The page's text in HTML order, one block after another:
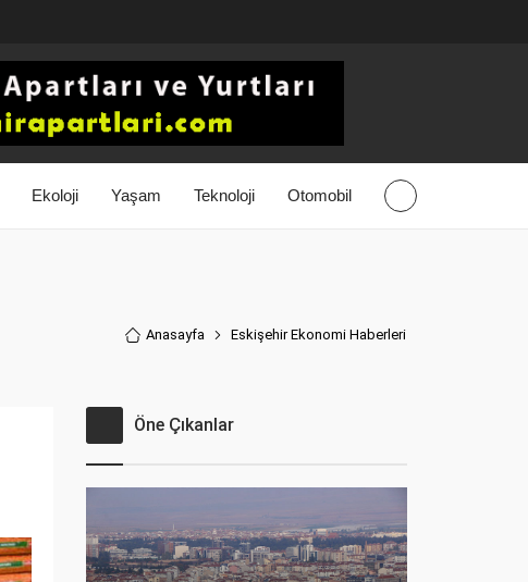
Ekoloji Yaşam Teknoloji Otomobil
Anasayfa Eskişehir Ekonomi Haberleri
Öne Çıkanlar